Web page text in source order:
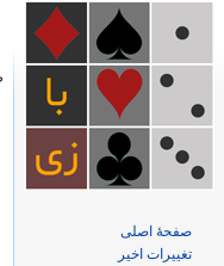
صفحهٔ اصلی
تغییرات اخیر